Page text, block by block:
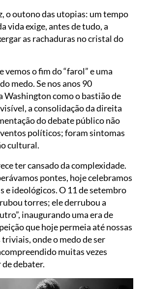
o outono das utopias: um tempo
vida exige, antes de tudo, a
as rachaduras no cristal do
vemos o fim do “farol” e uma
medo. Se nos anos 90
Washington como o bastião de
a consolidação da direita
do debate público não
políticos; foram sintomas
cultural.
ter cansado da complexidade.
pontes, hoje celebramos
e ideológicos. O 11 de setembro
torres; ele derrubou a
inaugurando uma era de
que hoje permeia até nossas
onde o medo de ser
muitas vezes
debater.